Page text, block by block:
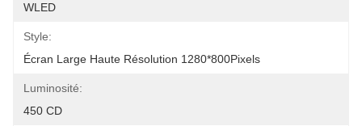
WLED
Style:
Écran Large Haute Résolution 1280*800Pixels
Luminosité:
450 CD